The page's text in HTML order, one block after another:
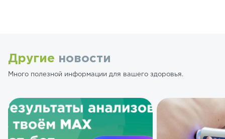
Другие новости
Много полезной информации для вашего здоровья.